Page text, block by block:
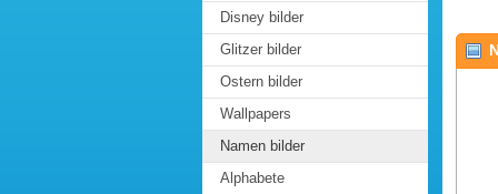
Disney bilder
Glitzer bilder
Ostern bilder
Wallpapers
Namen bilder
Alphabete